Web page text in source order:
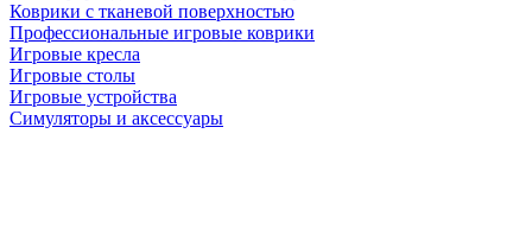
Коврики с тканевой поверхностью
Профессиональные игровые коврики
Игровые кресла
Игровые столы
Игровые устройства
Симуляторы и аксессуары